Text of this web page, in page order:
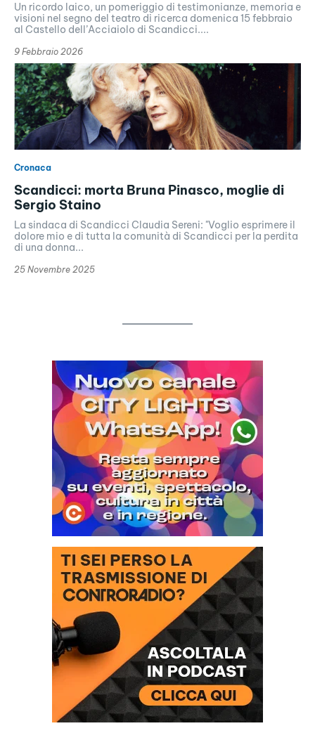
Un ricordo laico, un pomeriggio di testimonianze, memoria e
visioni nel segno del teatro di ricerca domenica 15 febbraio
al Castello dell’Acciaiolo di Scandicci....
9 Febbraio 2026
Cronaca
Scandicci: morta Bruna Pinasco, moglie di
Sergio Staino
La sindaca di Scandicci Claudia Sereni: "Voglio esprimere il
dolore mio e di tutta la comunità di Scandicci per la perdita
di una donna...
25 Novembre 2025